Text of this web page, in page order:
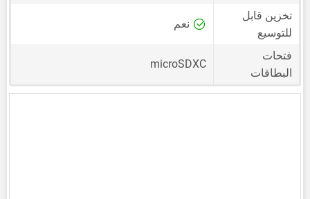
تخزين قابل
للتوسيع
نعم
فتحات
البطاقات
microSDXC